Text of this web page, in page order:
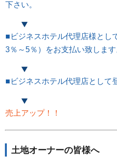
下さい。
■ビジネスホテル代理店様とし
3％～5％）をお支払い致します
■ビジネスホテル代理店として
売上アップ！！
土地オーナーの皆様へ